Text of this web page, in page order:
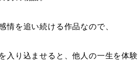
情を追い続ける作品なので、
入り込ませると、他人の一生を体